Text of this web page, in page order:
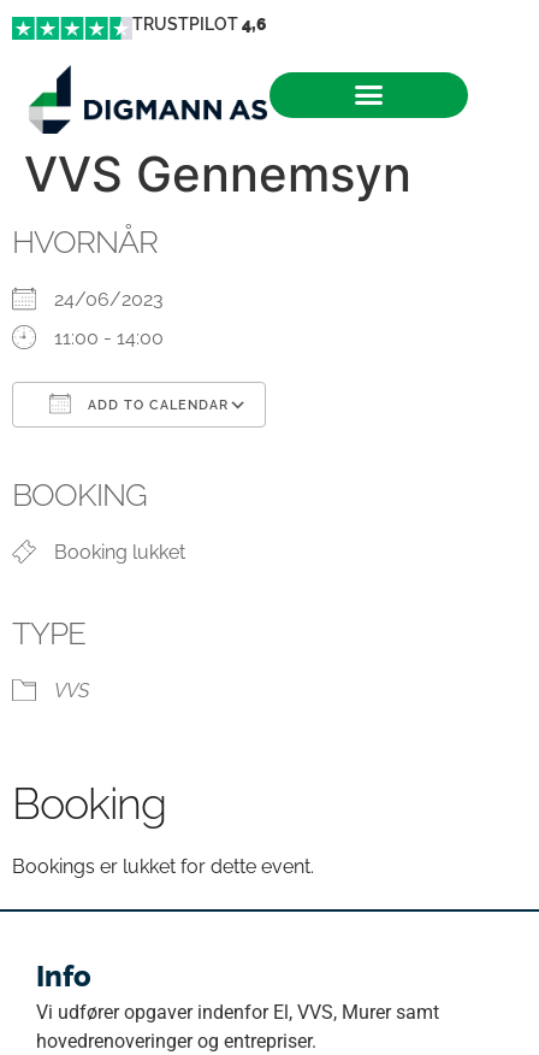
TRUSTPILOT4,6
VVS Gennemsyn
HVORNÅR
24/06/2023
11:00 - 14:00
ADD TO CALENDAR
BOOKING
Booking lukket
TYPE
VVS
Booking
Bookings er lukket for dette event.
Info
Vi udfører opgaver indenfor El, VVS, Murer samt
hovedrenoveringer og entrepriser.